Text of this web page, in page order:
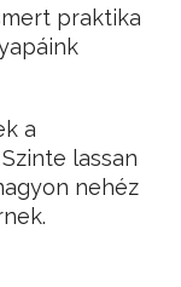
praktika
a
lassan
nehéz